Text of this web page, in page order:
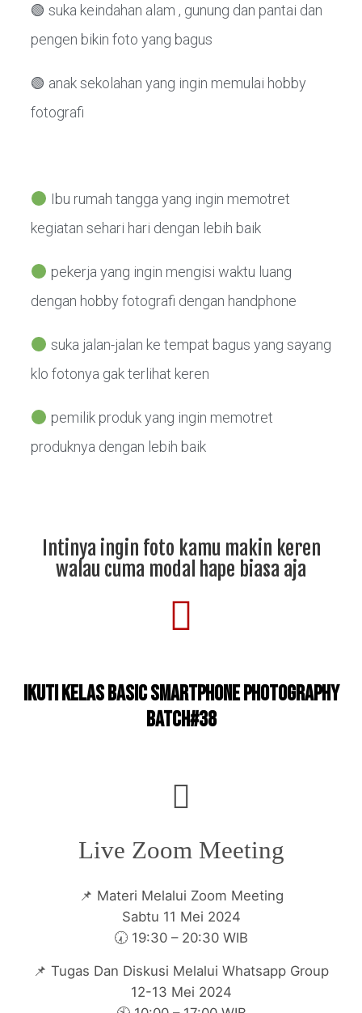
🟢 suka keindahan alam , gunung dan pantai dan
pengen bikin foto yang bagus
🟢 anak sekolahan yang ingin memulai hobby
fotografi
Ibu rumah tangga yang ingin memotret
kegiatan sehari hari dengan lebih baik
pekerja yang ingin mengisi waktu luang
dengan hobby fotografi dengan handphone
suka jalan-jalan ke tempat bagus yang sayang
klo fotonya gak terlihat keren
pemilik produk yang ingin memotret
produknya dengan lebih baik
Intinya ingin foto kamu makin keren
walau cuma modal hape biasa aja
Ikuti Kelas Basic smartphone photography
Batch#38
Live Zoom Meeting
📌 Materi Melalui Zoom Meeting
Sabtu 11 Mei 2024
🕢 19:30 – 20:30 WIB
📌 Tugas Dan Diskusi Melalui Whatsapp Group
12-13 Mei 2024